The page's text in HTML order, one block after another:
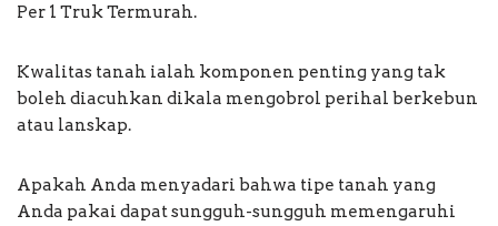
Per 1 Truk Termurah.
Kwalitas tanah ialah komponen penting yang tak
boleh diacuhkan dikala mengobrol perihal berkebun
atau lanskap.
Apakah Anda menyadari bahwa tipe tanah yang
Anda pakai dapat sungguh-sungguh memengaruhi